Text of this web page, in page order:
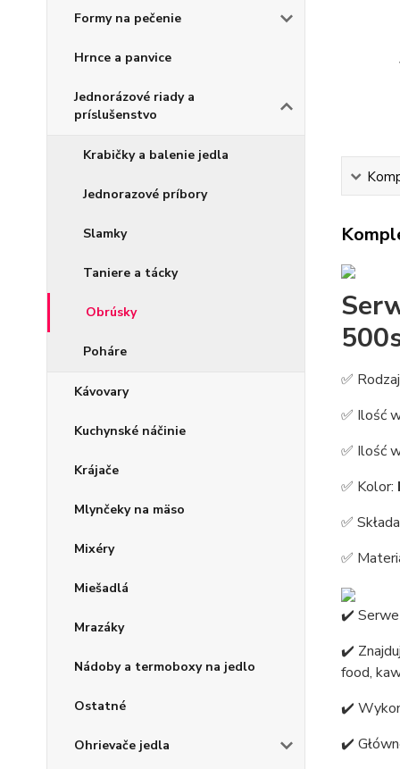
Formy na pečenie
Hrnce a panvice
Jednorázové riady a
príslušenstvo
Krabičky a balenie jedla
Jednorazové príbory
Slamky
Taniere a tácky
Obrúsky
Poháre
Kávovary
Kuchynské náčinie
Krájače
Mlynčeky na mäso
Mixéry
Miešadlá
Mrazáky
Nádoby a termoboxy na jedlo
Ostatné
Ohrievače jedla
✅
✅ Ilość
✅ Ilość
✅ Kolor:
✅
✅
✔️
✔️
food,
✔️
✔️